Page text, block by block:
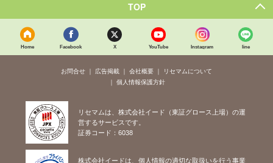
TOP
Home Facebook X YouTube Instagram line
お問合せ 広告掲載 会社概要
リセマムについて
個人情報保護方針
リセマムは、株式会社イード（東証グロース上場）の運
営するサービスです。
証券コード：6038
株式会社イードは、個人情報の適切な取扱いを行う事業